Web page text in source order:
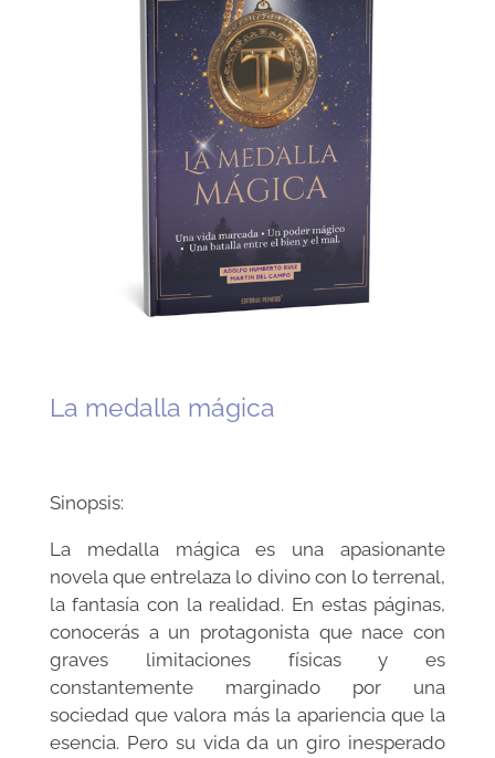
La medalla mágica
Sinopsis:
La medalla mágica es una apasionante
novela que entrelaza lo divino con lo terrenal,
la fantasía con la realidad. En estas páginas,
conocerás a un protagonista que nace con
graves limitaciones físicas y es
constantemente marginado por una
sociedad que valora más la apariencia que la
esencia. Pero su vida da un giro inesperado